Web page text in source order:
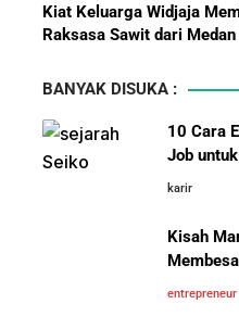
BBM?
5 Karakter yang Membuat
10 Hambatan Utama
Diselesaikan oleh AI
Mendesain Presentasi
5 Pelajaran Hidup dari
BANYAK DISUKA :
10 Cara
Job
karir
Kisah
entrepreneur